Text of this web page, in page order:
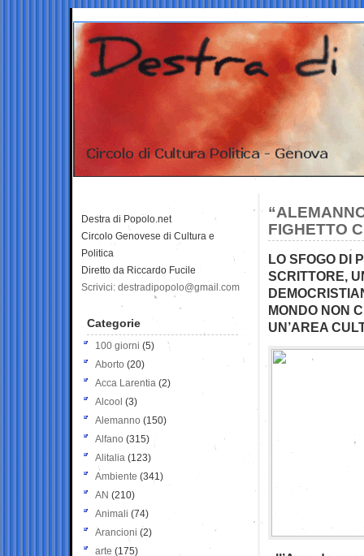
FIGHETTO
LO SFOGO DI
SCRITTORE,
MONDO NON
UN’AREA
Destra di Popolo.net
Circolo Genovese di Cultura e
Politica
Diretto da Riccardo Fucile
Scrivici: destradipopolo@gmail.com
Categorie
100 giorni (5)
Aborto (20)
Acca Larentia (2)
Alcool (3)
Alemanno (150)
Alfano (315)
Alitalia (123)
Ambiente (341)
AN (210)
Animali (74)
Arancioni (2)
arte (175)